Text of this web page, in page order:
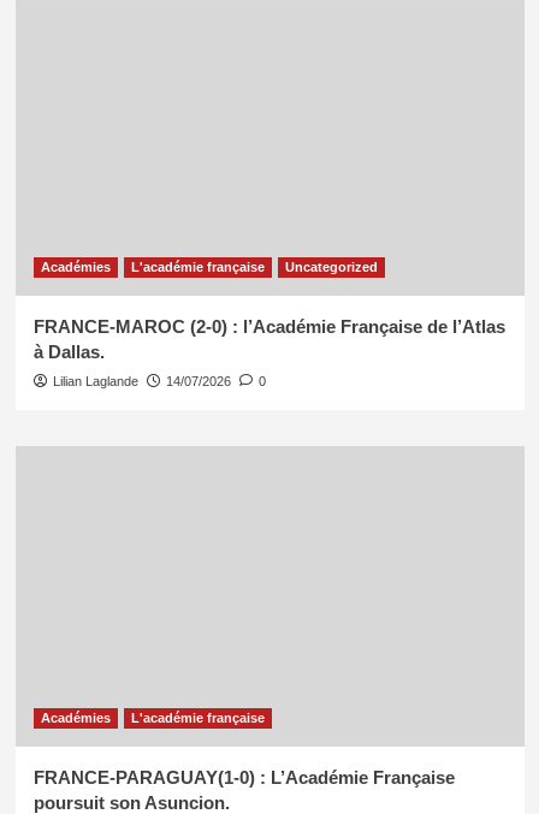
Académies L'académie française Uncategorized
FRANCE-MAROC (2-0) : l’Académie Française de l’Atlas
à Dallas.
Lilian Laglande 14/07/2026 0
Académies L'académie française
FRANCE-PARAGUAY(1-0) : L’Académie Française
poursuit son Asuncion.